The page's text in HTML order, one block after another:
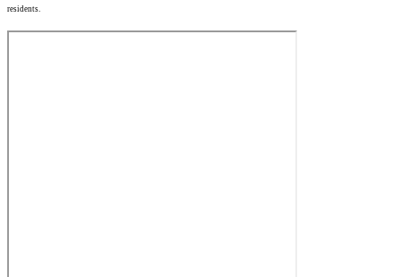
residents.